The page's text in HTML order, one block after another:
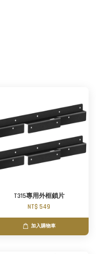
T315專用外框鎖片
NT$ 549
加入購物車